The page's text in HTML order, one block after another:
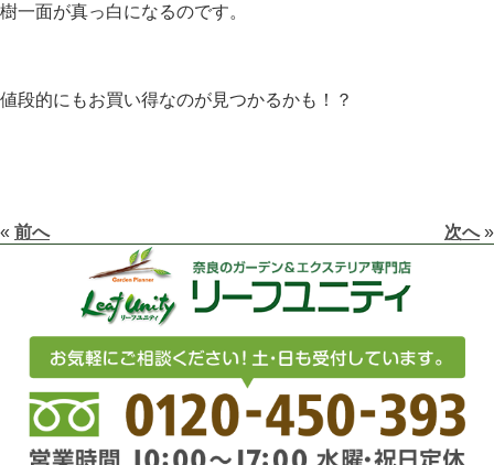
樹一面が真っ白になるのです。
値段的にもお買い得なのが見つかるかも！？
« 前へ 次へ»